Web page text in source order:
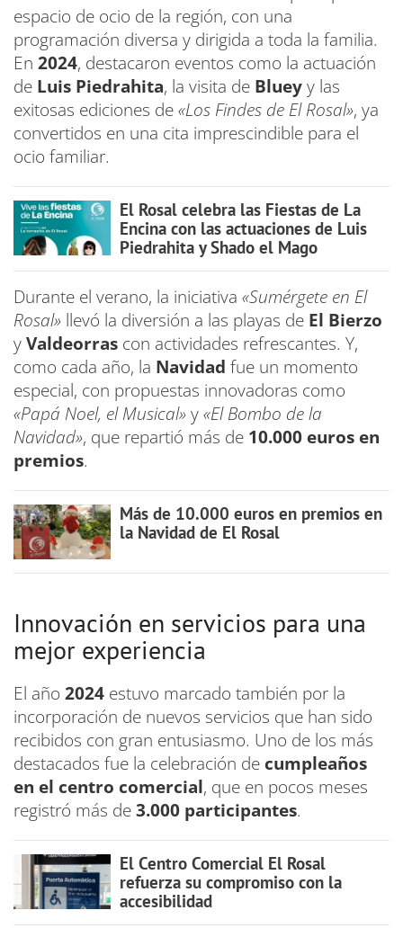
espacio de ocio de la región, con una
programación diversa y dirigida a toda la familia.
En 2024, destacaron eventos como la actuación
de Luis Piedrahita, la visita de Blueyy las
exitosas ediciones de«Los Findes de El Rosal», ya
convertidos en una cita imprescindible para el
ocio familiar.
El Rosal celebra las Fiestas de La
Encina con las actuaciones de Luis
Piedrahita y Shado el Mago
Durante el verano, la iniciativa «Sumérgete en El
Rosal» llevó la diversión a las playas de El Bierzo
yValdeorras con actividades refrescantes. Y,
como cada año, la Navidad fue un momento
especial, con propuestas innovadoras como
«Papá Noel, el Musical» y«El Bombo de la
Navidad», que repartió más de 10.000 euros en
premios.
Más de 10.000 euros en premios en
la Navidad de El Rosal
Innovación en servicios para una
mejor experiencia
El año 2024 estuvo marcado también por la
incorporación de nuevos servicios que han sido
recibidos con gran entusiasmo. Uno de los más
destacados fue la celebración de cumpleaños
en el centro comercial, que en pocos meses
registró más de3.000 participantes.
El Centro Comercial El Rosal
refuerza su compromiso con la
accesibilidad